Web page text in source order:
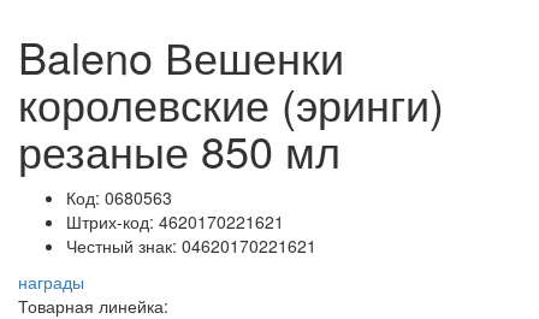
Baleno Вешенки
королевские (эринги)
резаные 850 мл
Код: 0680563
Штрих-код: 4620170221621
Честный знак: 04620170221621
награды
Товарная линейка: